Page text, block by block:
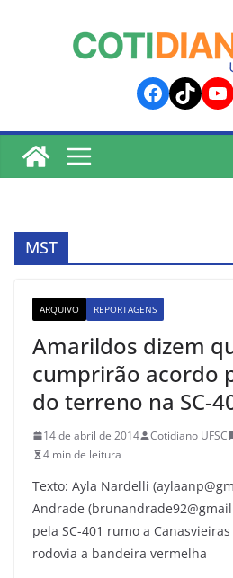
MST
ARQUIVO REPORTAGENS
Amarildos dizem
cumprirão acordo
do terreno na SC-
14 de abril de 2014 Cotidiano UFSC
4 min de leitura
Texto: Ayla Nardelli
Andrade
pela SC-401 rumo a
rodovia a bandeira vermelha